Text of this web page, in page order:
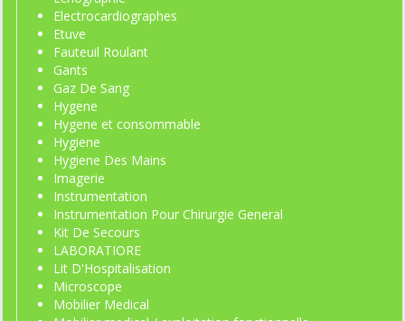
Electrocardiographes
Etuve
Fauteuil Roulant
Gants
Gaz De Sang
Hygene
Hygene et consommable
Hygiene
Hygiene Des Mains
Imagerie
Instrumentation
Instrumentation Pour Chirurgie General
Kit De Secours
LABORATIORE
Lit D'Hospitalisation
Microscope
Mobilier Medical